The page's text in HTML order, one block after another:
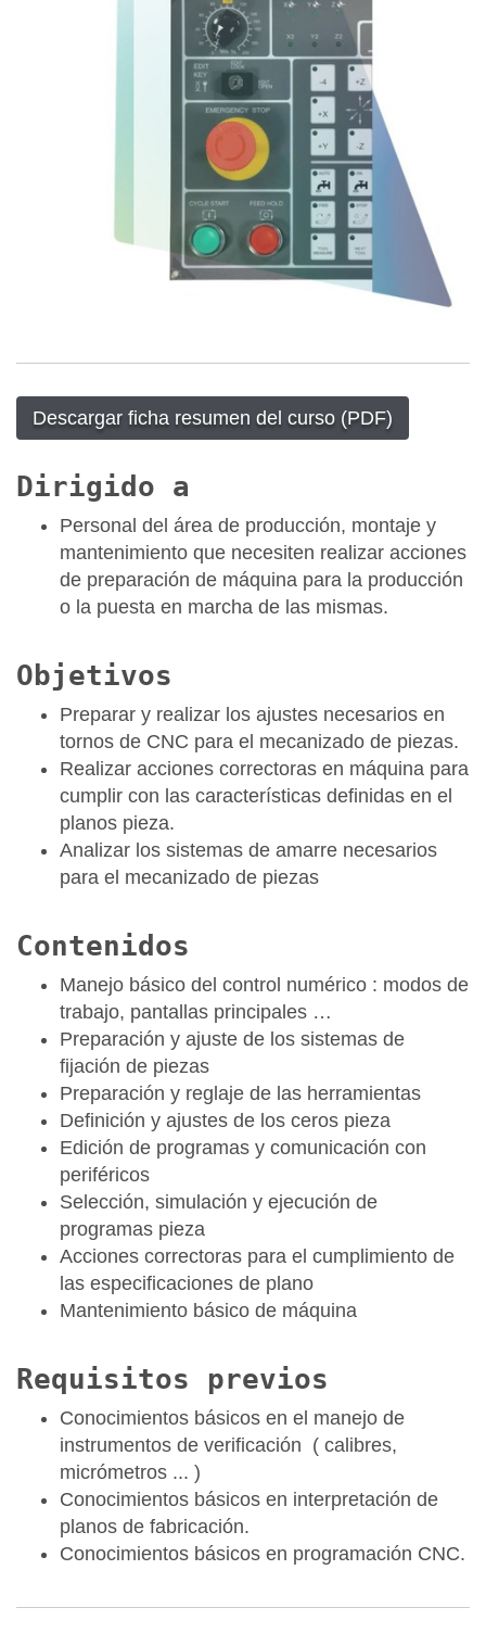
Descargar ficha resumen del curso (PDF)
Dirigido a
Personal del área de producción, montaje y
mantenimiento que necesiten realizar acciones
de preparación de máquina para la producción
o la puesta en marcha de las mismas.
Objetivos
Preparar y realizar los ajustes necesarios en
tornos de CNC para el mecanizado de piezas.
Realizar acciones correctoras en máquina para
cumplir con las características definidas en el
planos pieza.
Analizar los sistemas de amarre necesarios
para el mecanizado de piezas
Contenidos
Manejo básico del control numérico : modos de
trabajo, pantallas principales …
Preparación y ajuste de los sistemas de
fijación de piezas
Preparación y reglaje de las herramientas
Definición y ajustes de los ceros pieza
Edición de programas y comunicación con
periféricos
Selección, simulación y ejecución de
programas pieza
Acciones correctoras para el cumplimiento de
las especificaciones de plano
Mantenimiento básico de máquina
Requisitos previos
Conocimientos básicos en el manejo de
instrumentos de verificación ( calibres,
micrómetros ... )
Conocimientos básicos en interpretación de
planos de fabricación.
Conocimientos básicos en programación CNC.